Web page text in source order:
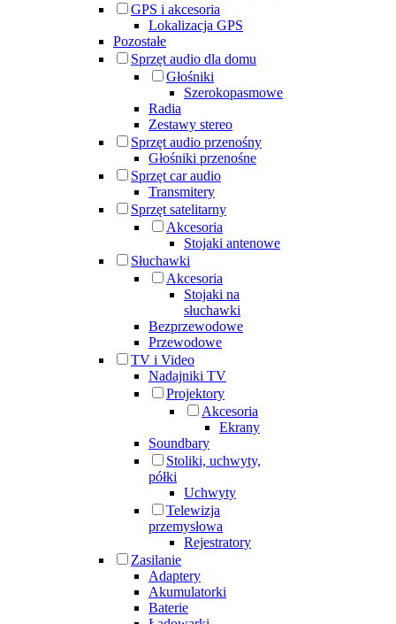
GPS i akcesoria
Lokalizacja GPS
Pozostałe
Sprzęt audio dla domu
Głośniki
Szerokopasmowe
Radia
Zestawy stereo
Sprzęt audio przenośny
Głośniki przenośne
Sprzęt car audio
Transmitery
Sprzęt satelitarny
Akcesoria
Stojaki antenowe
Słuchawki
Akcesoria
Stojaki na
słuchawki
Bezprzewodowe
Przewodowe
TV i Video
Nadajniki TV
Projektory
Akcesoria
Ekrany
Soundbary
Stoliki, uchwyty,
półki
Uchwyty
Telewizja
przemysłowa
Rejestratory
Zasilanie
Adaptery
Akumulatorki
Baterie